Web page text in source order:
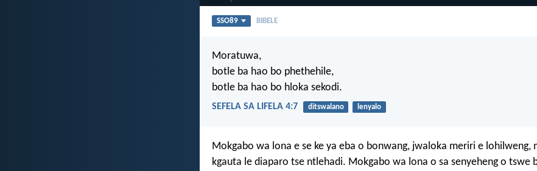
SSO89 BIBELE
Moratuwa,
botle ba hao bo phethehile,
botle ba hao bo hloka sekodi.
SEFELA SA LIFELA 4:7 ditswalano lenyalo
Mokgabo wa lona e se ke ya eba o bonwang, jwaloka meriri e lohilweng,
kgauta le diaparo tse ntlehadi. Mokgabo wa lona o sa senyeheng o tswe